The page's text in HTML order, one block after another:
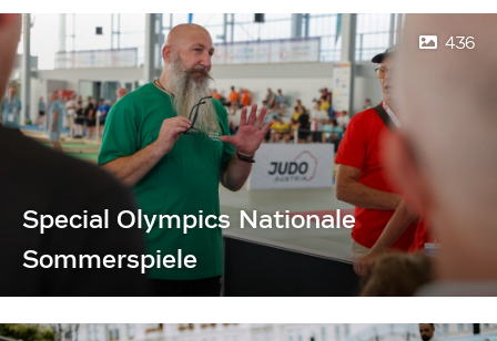
436
Special Olympics Nationale
Sommerspiele